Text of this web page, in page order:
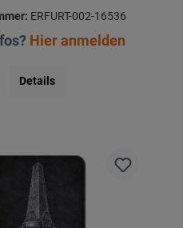
ERFURT-002-16536
Hier anmelden
Details